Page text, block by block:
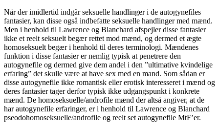
Når der imidlertid indgår seksuelle handlinger i de autogynefiles
fantasier, kan disse også indbefatte seksuelle handlinger med mænd.
Men i henhold til Lawrence og Blanchard afspejler disse fantasier
ikke et reelt seksuelt begær rettet mod mænd, og dermed et ægte
homoseksuelt begær i henhold til deres terminologi. Mændenes
funktion i disse fantasier er nemlig typisk at penetrere den
autogynefile og dermed give dem andel i den ”ultimative kvindelige
erfaring” det skulle være at have sex med en mand. Som sådan er
disse autogynefile ikke romantisk eller erotisk interesseret i mænd og
deres fantasier tager derfor typisk ikke udgangspunkt i konkrete
mænd. De homoseksuelle/androfile mænd der altså angiver, at de
har autogynefile erfaringer, er i henhold til Lawrence og Blanchard
pseodohomoseksuelle/androfile og reelt set autogynefile MtF’er.